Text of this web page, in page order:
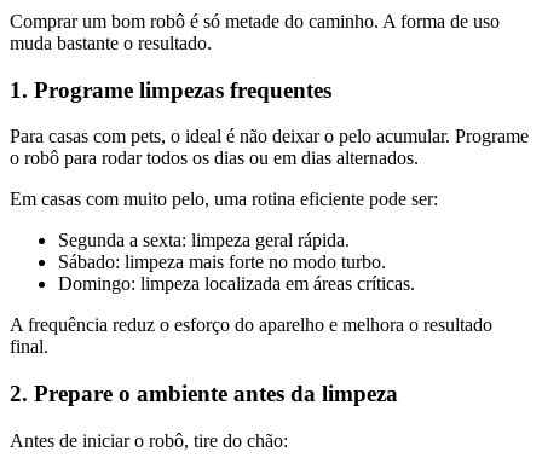
Comprar um bom robô é só metade do caminho. A forma de uso
muda bastante o resultado.
1. Programe limpezas frequentes
Para casas com pets, o ideal é não deixar o pelo acumular. Programe
o robô para rodar todos os dias ou em dias alternados.
Em casas com muito pelo, uma rotina eficiente pode ser:
Segunda a sexta: limpeza geral rápida.
Sábado: limpeza mais forte no modo turbo.
Domingo: limpeza localizada em áreas críticas.
A frequência reduz o esforço do aparelho e melhora o resultado
final.
2. Prepare o ambiente antes da limpeza
Antes de iniciar o robô, tire do chão: